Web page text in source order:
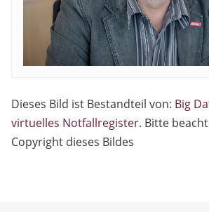
Dieses Bild ist Bestandteil von: Big
virtuelles Notfallregister. Bitte
Copyright dieses Bildes